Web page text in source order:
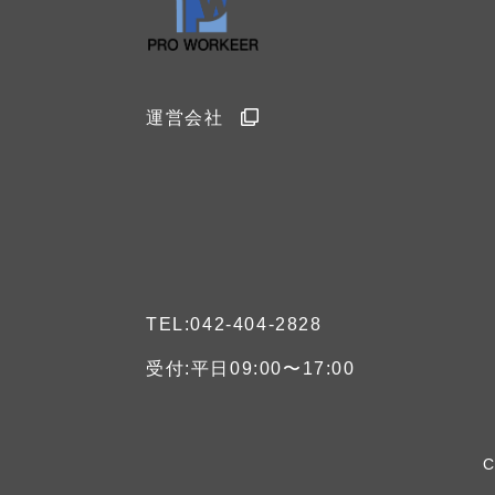
運営会社
TEL:042-404-2828
受付:平日09:00〜17:00